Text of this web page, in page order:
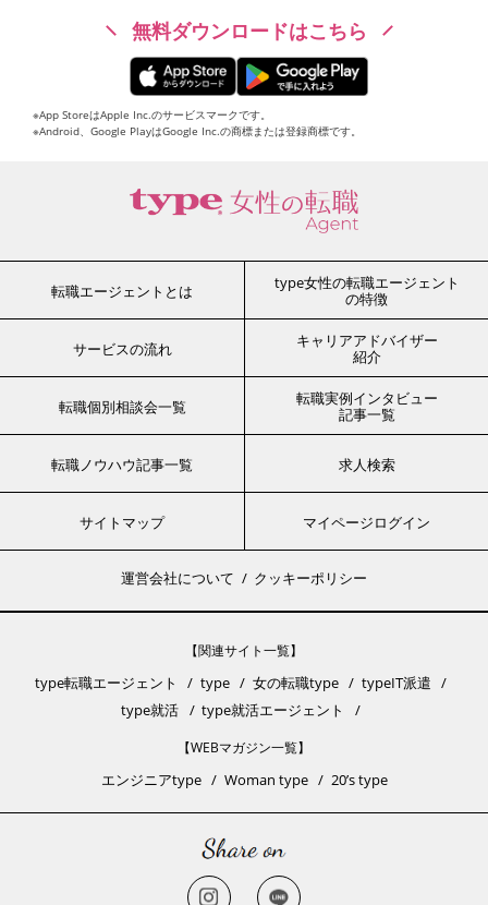
無料ダウンロードはこちら
※App StoreはApple Inc.のサービスマークです。
※Android、Google PlayはGoogle Inc.の商標または登録商標です。
転職エージェントとは
type女性の転職エージェント
の特徴
サービスの流れ
キャリアアドバイザー
紹介
転職個別相談会一覧
転職実例インタビュー
記事一覧
転職ノウハウ記事一覧 求人検索
サイトマップ マイページログイン
運営会社について クッキーポリシー
【関連サイト一覧】
type転職エージェント type 女の転職type
typeIT派遣
type就活
type就活エージェント
【WEBマガジン一覧】
エンジニアtype Woman type 20’s type